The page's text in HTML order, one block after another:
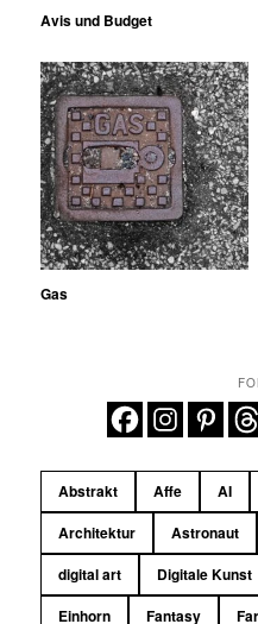
Avis und Budget
Gas
Abstrakt Affe AI
Architektur
Astronaut
digital art
Digitale Kunst
Einhorn
Fantasy